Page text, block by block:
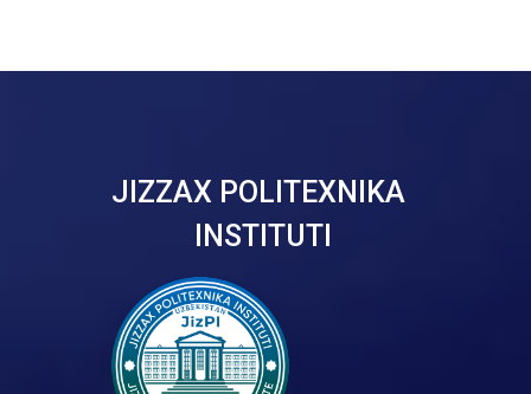
JIZZAX POLITEXNIKA
INSTITUTI